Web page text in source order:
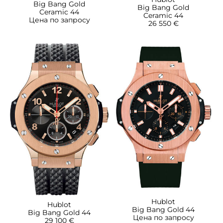
Big Bang Gold
Ceramic 44
Цена по запросу
Big Bang Gold
Ceramic 44
26 550 €
Hublot
Big Bang Gold 44
29 100 €
Hublot
Big Bang Gold 44
Цена по запросу